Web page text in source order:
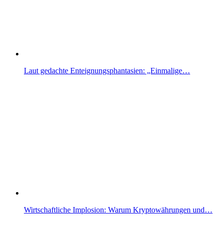
Laut gedachte Enteignungsphantasien: „Einmalige…
Wirtschaftliche Implosion: Warum Kryptowährungen und…